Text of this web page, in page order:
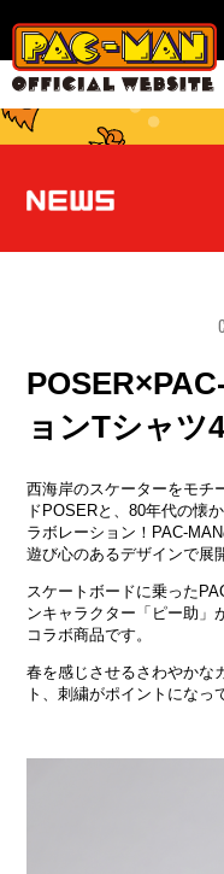
ョンTシャツ
西海岸のスケーターをモチ
ドPOSERと、80年代の懐
ラボレーション！PAC-
遊び心のあるデザインで展
スケートボードに乗った
ンキャラクター「ピー助」
コラボ商品です。
春を感じさせるさわやかな
ト、刺繍がポイントになっ